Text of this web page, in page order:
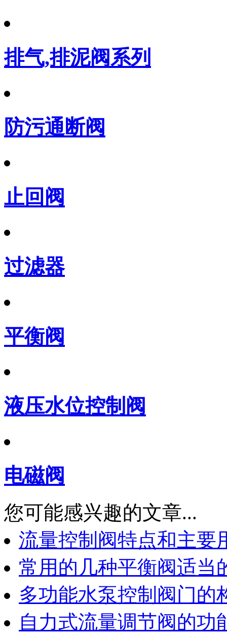
排气,排泥阀系列
防污通断阀
止回阀
过滤器
平衡阀
液压水位控制阀
电磁阀
您可能感兴趣的文章...
流量控制阀特点和主要
常用的几种平衡阀适当
多功能水泵控制阀门的
自力式流量调节阀的功